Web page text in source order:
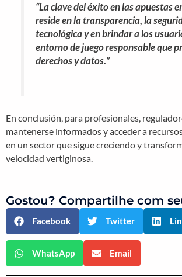
“La clave del éxito en las apuestas
reside en la transparencia, la
tecnológica y en brindar a los
entorno de juego responsable que
derechos y datos.”
En conclusión, para profesionales,
mantenerse informados y acceder a
en un sector que sigue creciendo y
velocidad vertiginosa.
Gostou? Compartilhe com
Facebook Twitter
WhatsApp Email